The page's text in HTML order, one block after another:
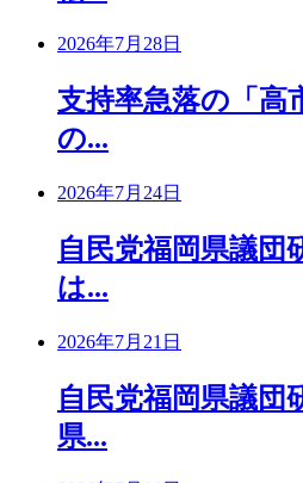
2026年7月28日
支持率急落の「高
の...
2026年7月24日
自民党福岡県議
は...
2026年7月21日
自民党福岡県議
県...